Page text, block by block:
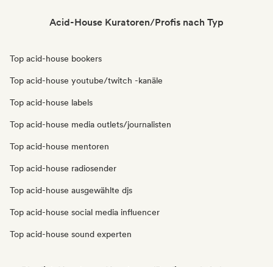
Acid-House Kuratoren/Profis nach Typ
Top acid-house bookers
Top acid-house youtube/twitch -kanäle
Top acid-house labels
Top acid-house media outlets/journalisten
Top acid-house mentoren
Top acid-house radiosender
Top acid-house ausgewählte djs
Top acid-house social media influencer
Top acid-house sound experten